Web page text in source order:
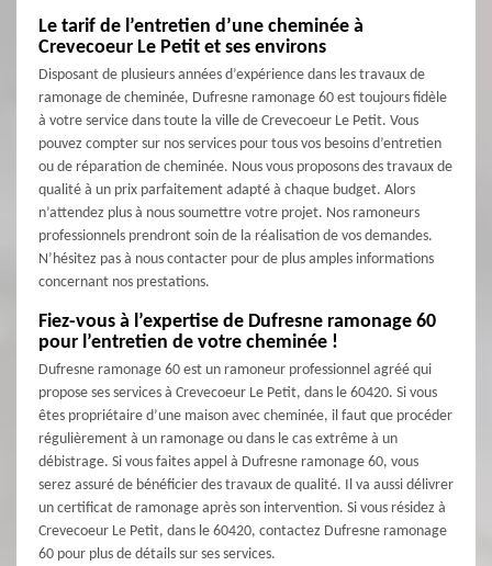
Le tarif de l’entretien d’une cheminée à
Crevecoeur Le Petit et ses environs
Disposant de plusieurs années d’expérience dans les travaux de
ramonage de cheminée, Dufresne ramonage 60 est toujours fidèle
à votre service dans toute la ville de Crevecoeur Le Petit. Vous
pouvez compter sur nos services pour tous vos besoins d’entretien
ou de réparation de cheminée. Nous vous proposons des travaux de
qualité à un prix parfaitement adapté à chaque budget. Alors
n’attendez plus à nous soumettre votre projet. Nos ramoneurs
professionnels prendront soin de la réalisation de vos demandes.
N’hésitez pas à nous contacter pour de plus amples informations
concernant nos prestations.
Fiez-vous à l’expertise de Dufresne ramonage 60
pour l’entretien de votre cheminée !
Dufresne ramonage 60 est un ramoneur professionnel agréé qui
propose ses services à Crevecoeur Le Petit, dans le 60420. Si vous
êtes propriétaire d’une maison avec cheminée, il faut que procéder
régulièrement à un ramonage ou dans le cas extrême à un
débistrage. Si vous faites appel à Dufresne ramonage 60, vous
serez assuré de bénéficier des travaux de qualité. Il va aussi délivrer
un certificat de ramonage après son intervention. Si vous résidez à
Crevecoeur Le Petit, dans le 60420, contactez Dufresne ramonage
60 pour plus de détails sur ses services.